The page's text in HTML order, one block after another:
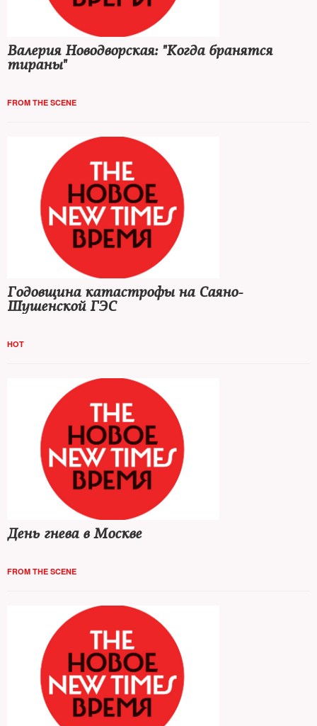
Валерия Новодворская: "Когда бранятся
тираны"
FROM THE SCENE
Годовщина катастрофы на Саяно-
Шушенской ГЭС
HOT
День гнева в Москве
FROM THE SCENE